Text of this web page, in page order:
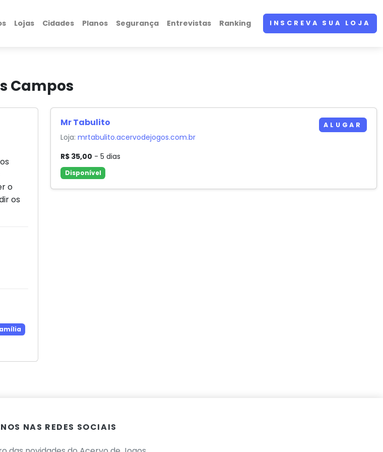
Lojas Cidades Planos Segurança Entrevistas Ranking INSCREVA SUA LOJA
Campos
o
os
Mr Tabulito
Loja:mrtabulito.acervodejogos.com.br
R$ 35,00 - 5 dias
Disponível
ALUGAR
NAS REDES SOCIAIS